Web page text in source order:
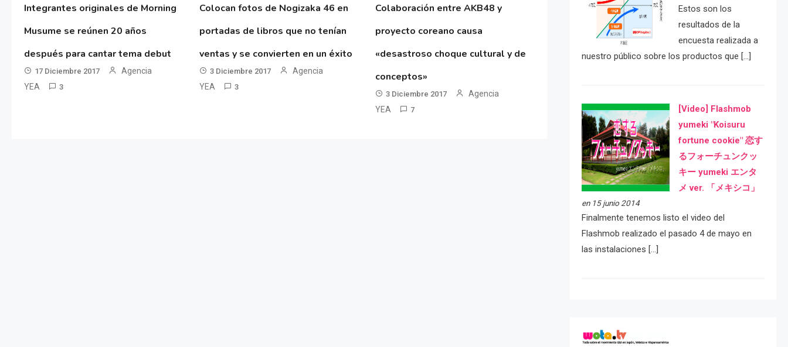
Integrantes originales de Morning
Musume se reúnen 20 años
después para cantar tema debut
17 Diciembre 2017
Agencia
YEA
3
Colocan fotos de Nogizaka 46 en
portadas de libros que no tenían
ventas y se convierten en un éxito
3 Diciembre 2017
Agencia
YEA
3
Colaboración entre AKB48 y
proyecto coreano causa
«desastroso choque cultural y de
conceptos»
3 Diciembre 2017
Agencia
YEA
7
Estos son los
resultados de la
encuesta realizada a
nuestro público sobre los productos que […]
[Video] Flashmob
yumeki "Koisuru
fortune cookie" 恋す
るフォーチュンクッ
キー yumeki エンタ
メ ver. 「メキシコ」
en 15 junio 2014
Finalmente tenemos listo el video del
Flashmob realizado el pasado 4 de mayo en
las instalaciones […]